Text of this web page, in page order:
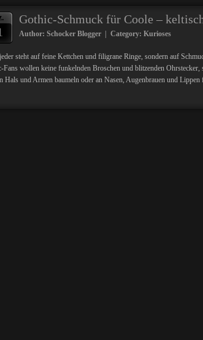
Gothic-Schmuck für Coole –
Author: Schocker Blogger | Category: Kurioses
steht auf feine Kettchen und filigrane Ringe, sondern auf
Fans wollen keine funkelnden Broschen und blitzenden
Hals und Armen baumeln oder an Nasen, Augenbrauen und